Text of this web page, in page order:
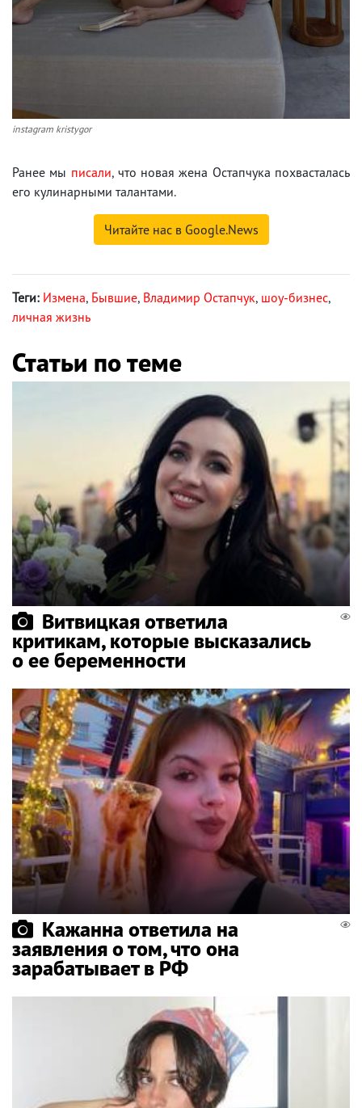
instagram kristygor
Ранее мы писали, что новая жена Остапчука похвасталась
его кулинарными талантами.
Читайте нас в Google.News
Теги: Измена, Бывшие, Владимир Остапчук, шоу-бизнес,
личная жизнь
Статьи по теме
Витвицкая ответила
критикам, которые высказались
о ее беременности
Кажанна ответила на
заявления о том, что она
зарабатывает в РФ